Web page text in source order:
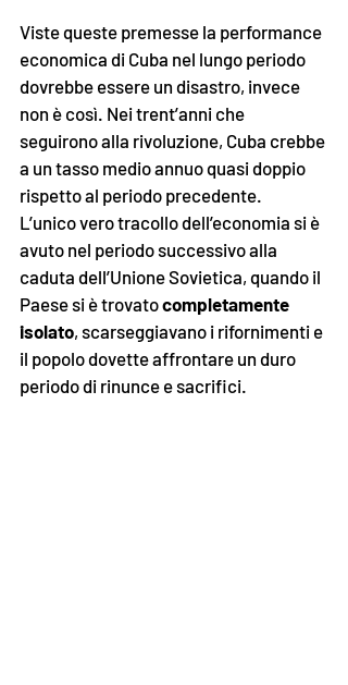
Viste queste premesse la performance
economica di Cuba nel lungo periodo
dovrebbe essere un disastro, invece
non è così. Nei trent’anni che
seguirono alla rivoluzione, Cuba crebbe
a un tasso medio annuo quasi doppio
rispetto al periodo precedente.
L’unico vero tracollo dell’economia si è
avuto nel periodo successivo alla
caduta dell’Unione Sovietica, quando il
Paese si è trovato completamente
isolato, scarseggiavano i rifornimenti e
il popolo dovette affrontare un duro
periodo di rinunce e sacrifici.